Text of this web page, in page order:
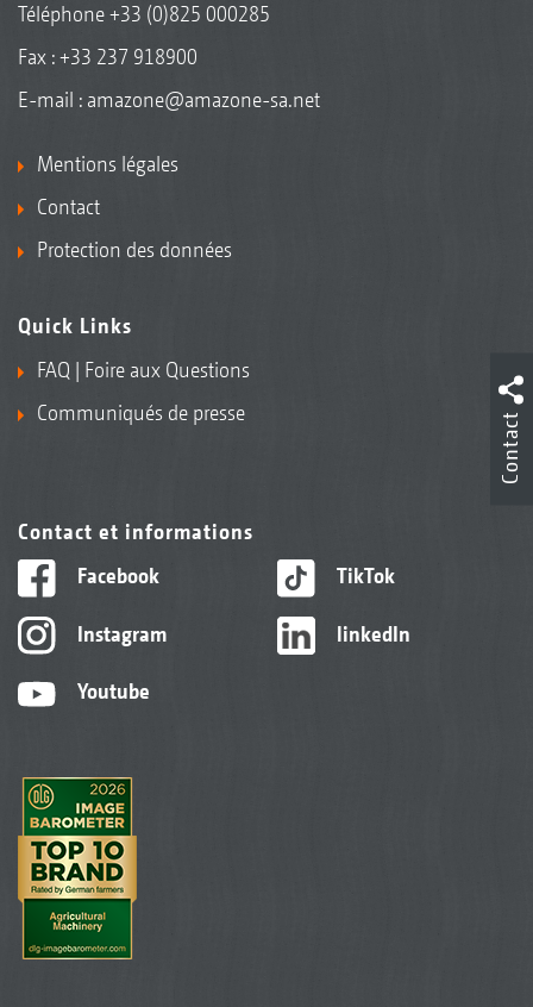
Téléphone+33 (0)825 000285
Fax : +33 237 918900
E-mail : amazone@amazone-sa.net
Mentions légales
Contact
Protection des données
Quick Links
FAQ | Foire aux Questions
Communiqués de presse
Contact et informations
Facebook
Instagram
Youtube
TikTok
linkedIn
Contact